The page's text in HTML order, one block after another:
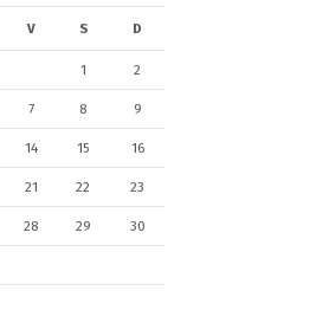
V S D
1 2
7 8 9
14 15 16
21 22 23
28 29 30